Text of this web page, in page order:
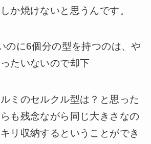
か焼けないと思うんです。
のに6個分の型を持つのは、や
たいないので却下
ミのセルクル型は？と思った
も残念ながら同じ大きさなの
リ収納するということができ